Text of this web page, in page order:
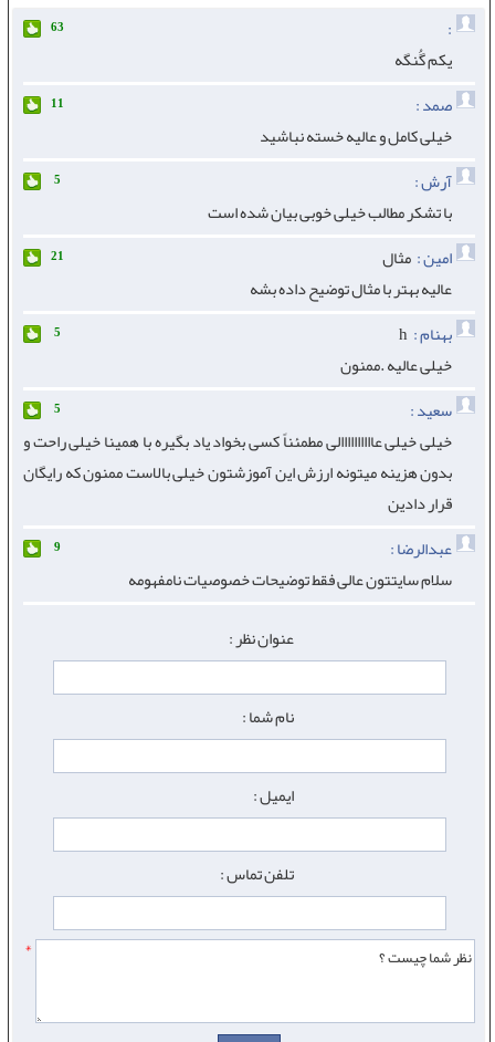
:
63
یکم گُنگه
صمد :
11
خیلی کامل و عالیه خسته نباشید
آرش :
5
با تشکر مطالب خیلی خوبی بیان شده است
امین : مثال 21
عالیه بهتر با مثال توضیح داده بشه
بهنام : h
5
خیلی عالیه .ممنون
سعید :
5
خیلی خیلی عاااااااااالی مطمئناً کسی بخواد یاد بگیره با همینا خیلی راحت و
بدون هزینه میتونه ارزش این آموزشتون خیلی بالاست ممنون که رایگان
قرار دادین
عبدالرضا :
9
سلام سایتتون عالی فقط توضیحات خصوصیات نامفهومه
عنوان نظر :
نام شما :
ایمیل :
تلفن تماس :
*